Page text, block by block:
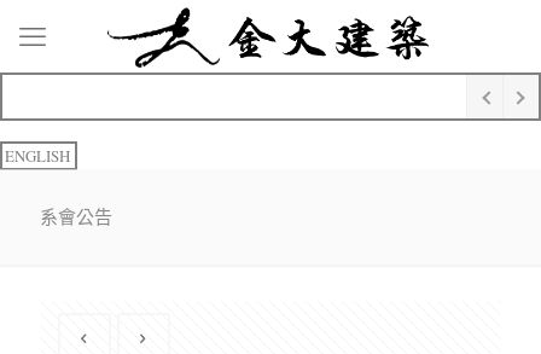
ENGLISH
系會公告